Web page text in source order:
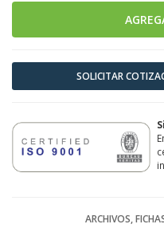
SOLICITAR
ARCHIVOS,